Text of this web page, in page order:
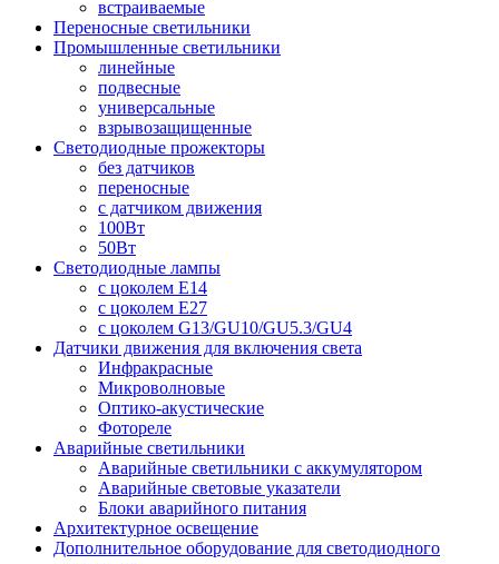
встраиваемые
Переносные светильники
Промышленные светильники
линейные
подвесные
универсальные
взрывозащищенные
Светодиодные прожекторы
без датчиков
переносные
с датчиком движения
100Вт
50Вт
Светодиодные лампы
с цоколем E14
с цоколем E27
с цоколем G13/GU10/GU5.3/GU4
Датчики движения для включения света
Инфракрасные
Микроволновые
Оптико-акустические
Фотореле
Аварийные светильники
Аварийные светильники с аккумулятором
Аварийные световые указатели
Блоки аварийного питания
Архитектурное освещение
Дополнительное оборудование для светодиодного